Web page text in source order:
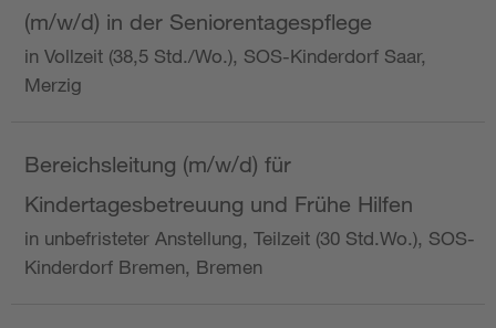
(m/w/d) in der Seniorentagespflege
in Vollzeit (38,5 Std./Wo.), SOS-Kinderdorf Saar,
Merzig
Bereichsleitung (m/w/d) für
Kindertagesbetreuung und Frühe Hilfen
in unbefristeter Anstellung, Teilzeit (30 Std.Wo.), SOS-
Kinderdorf Bremen, Bremen